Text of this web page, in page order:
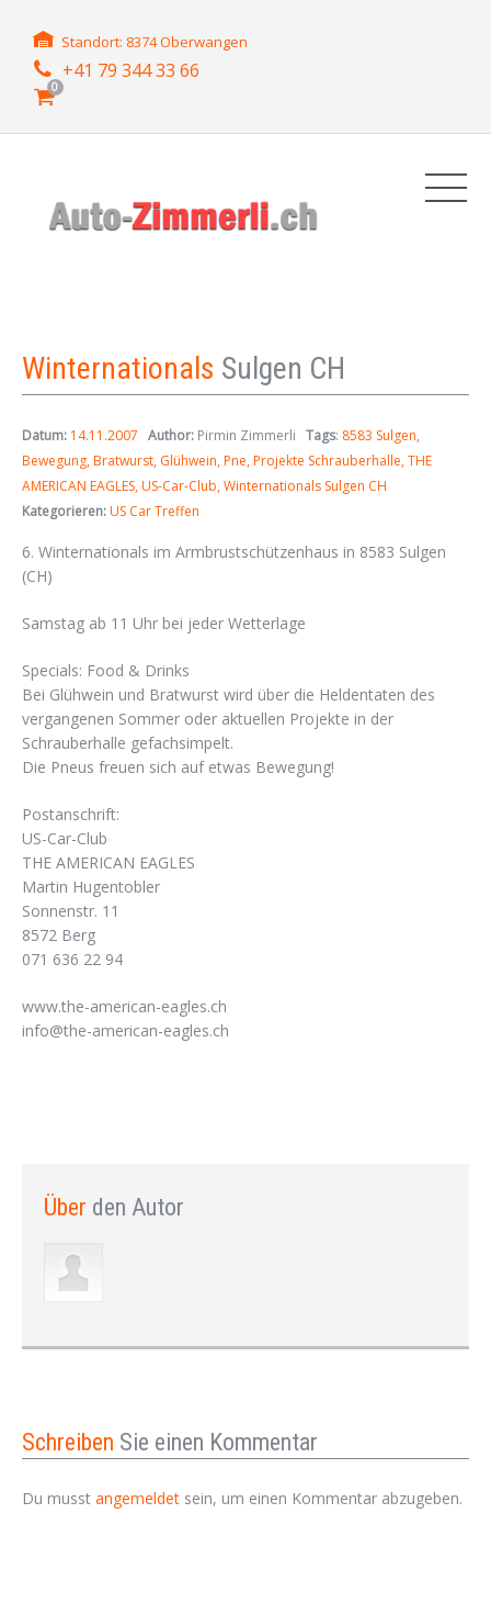
Standort: 8374 Oberwangen
+41 79 344 33 66
0
Winternationals Sulgen CH
Datum: 14.11.2007 Author: Pirmin Zimmerli Tags: 8583 Sulgen
Bewegung Bratwurst Glühwein Pne Projekte Schrauberhalle THE
AMERICAN EAGLES US-Car-Club Winternationals Sulgen CH
Kategorieren:US Car Treffen
6. Winternationals im Armbrustschützenhaus in 8583 Sulgen
(CH)
Samstag ab 11 Uhr bei jeder Wetterlage
Specials: Food & Drinks
Bei Glühwein und Bratwurst wird über die Heldentaten des
vergangenen Sommer oder aktuellen Projekte in der
Schrauberhalle gefachsimpelt.
Die Pneus freuen sich auf etwas Bewegung!
Postanschrift:
US-Car-Club
THE AMERICAN EAGLES
Martin Hugentobler
Sonnenstr. 11
8572 Berg
071 636 22 94
www.the-american-eagles.ch
info@the-american-eagles.ch
Über den Autor
Schreiben Sie einen Kommentar
Du musst angemeldet sein, um einen Kommentar abzugeben.